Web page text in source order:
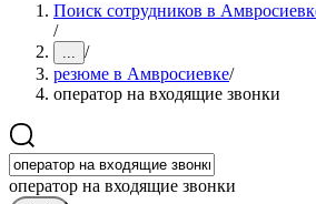
Поиск сотрудников в
/
... /
резюме в Амвросиевке/
оператор на входящие звонки
оператор на входящие звонки